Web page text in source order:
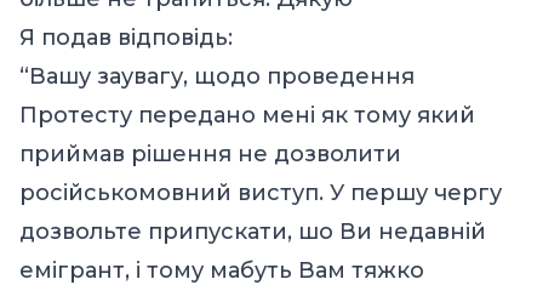
Я подав відповідь:
“Вашу заувагу, щодо проведення
Протесту передано мені як тому який
приймав рішення не дозволити
російськомовний виступ. У першу чергу
дозвольте припускати, шо Ви недавній
емігрант, і тому мабуть Вам тяжко